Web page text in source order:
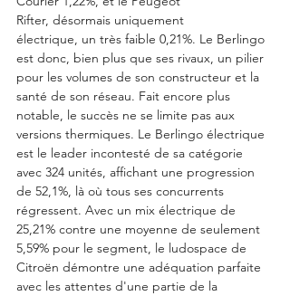
Rifter, désormais uniquement
électrique, un très faible 0,21%. Le Berlingo
est donc, bien plus que ses rivaux, un pilier
pour les volumes de son constructeur et la
santé de son réseau. Fait encore plus
notable, le succès ne se limite pas aux
versions thermiques. Le Berlingo électrique
est le leader incontesté de sa catégorie
avec 324 unités, affichant une progression
de 52,1%, là où tous ses concurrents
régressent. Avec un mix électrique de
25,21% contre une moyenne de seulement
5,59% pour le segment, le ludospace de
Citroën démontre une adéquation parfaite
avec les attentes d'une partie de la